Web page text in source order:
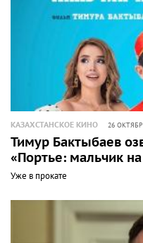
КАЗАХСТАНСКОЕ КИНО 26
Тимур Бактыбаев
«Портье: мальчик
Уже в прокате